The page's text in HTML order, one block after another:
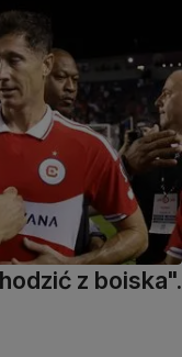
z boiska".